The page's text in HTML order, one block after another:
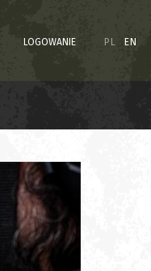
LOGOWANIE PL EN